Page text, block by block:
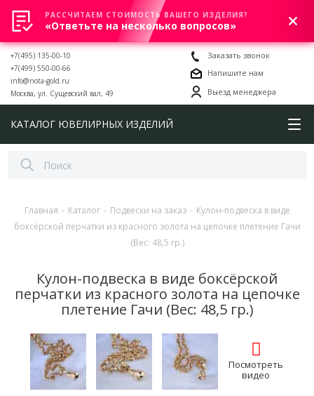
0
+7(495) 135-00-10
+7(499) 550-00-66
info@nota-gold.ru
Москва, ул. Сущевский вал, 49
Заказать звонок
Напишите нам
Выезд менеджера
КАТАЛОГ ЮВЕЛИРНЫХ ИЗДЕЛИЙ
Главная - Каталог - Подвески на заказ - Кулон-подвеска в виде
боксёрской перчатки из красного золота на цепочке плетение Гачи
(Вес: 48,5 гр.)
Кулон-подвеска в виде боксёрской
перчатки из красного золота на цепочке
плетение Гачи (Вес: 48,5 гр.)
Посмотреть
видео
РАССЧИТАЕМ СТОИМОСТЬ ВАШЕГО ИЗДЕЛИЯ?
«Ответьте на несколько вопросов»